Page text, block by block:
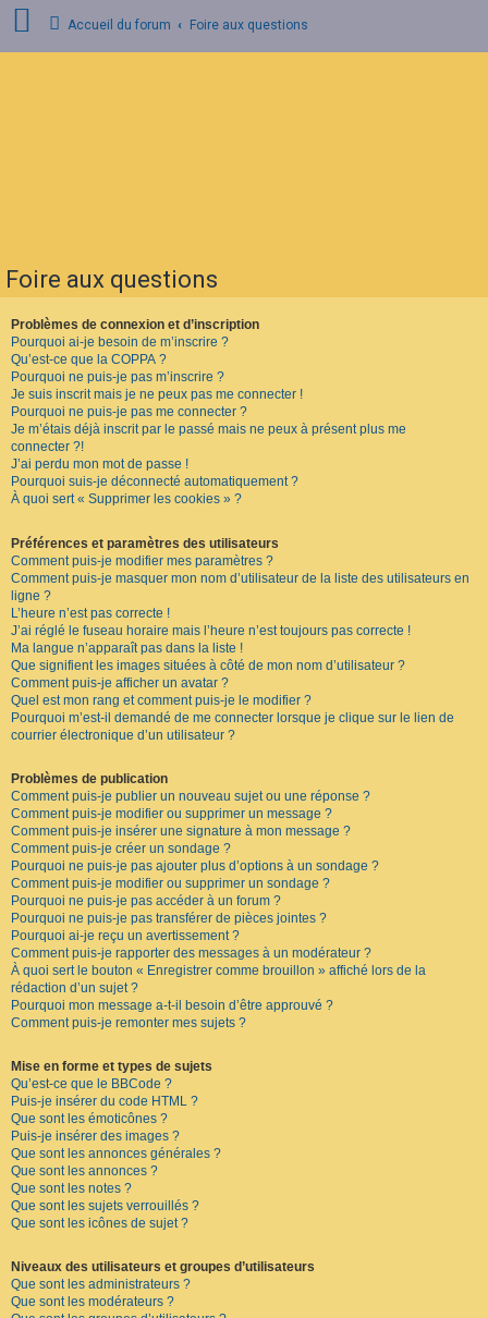
s
c
r
i
p
t
i
o
n
F
Accueil du forum Foire aux questions
Foire aux questions
Problèmes de connexion et d’inscription
Pourquoi ai-je besoin de m’inscrire ?
Qu’est-ce que la COPPA ?
Pourquoi ne puis-je pas m’inscrire ?
Je suis inscrit mais je ne peux pas me connecter !
Pourquoi ne puis-je pas me connecter ?
Je m’étais déjà inscrit par le passé mais ne peux à présent plus me
connecter ?!
J’ai perdu mon mot de passe !
Pourquoi suis-je déconnecté automatiquement ?
À quoi sert « Supprimer les cookies » ?
Préférences et paramètres des utilisateurs
Comment puis-je modifier mes paramètres ?
Comment puis-je masquer mon nom d’utilisateur de la liste des utilisateurs en
ligne ?
L’heure n’est pas correcte !
J’ai réglé le fuseau horaire mais l’heure n’est toujours pas correcte !
Ma langue n’apparaît pas dans la liste !
Que signifient les images situées à côté de mon nom d’utilisateur ?
Comment puis-je afficher un avatar ?
Quel est mon rang et comment puis-je le modifier ?
Pourquoi m’est-il demandé de me connecter lorsque je clique sur le lien de
courrier électronique d’un utilisateur ?
Problèmes de publication
Comment puis-je publier un nouveau sujet ou une réponse ?
Comment puis-je modifier ou supprimer un message ?
Comment puis-je insérer une signature à mon message ?
Comment puis-je créer un sondage ?
Pourquoi ne puis-je pas ajouter plus d’options à un sondage ?
Comment puis-je modifier ou supprimer un sondage ?
Pourquoi ne puis-je pas accéder à un forum ?
Pourquoi ne puis-je pas transférer de pièces jointes ?
Pourquoi ai-je reçu un avertissement ?
Comment puis-je rapporter des messages à un modérateur ?
À quoi sert le bouton « Enregistrer comme brouillon » affiché lors de la
rédaction d’un sujet ?
Pourquoi mon message a-t-il besoin d’être approuvé ?
Comment puis-je remonter mes sujets ?
Mise en forme et types de sujets
Qu’est-ce que le BBCode ?
Puis-je insérer du code HTML ?
Que sont les émoticônes ?
Puis-je insérer des images ?
Que sont les annonces générales ?
Que sont les annonces ?
Que sont les notes ?
Que sont les sujets verrouillés ?
Que sont les icônes de sujet ?
Niveaux des utilisateurs et groupes d’utilisateurs
Que sont les administrateurs ?
Que sont les modérateurs ?